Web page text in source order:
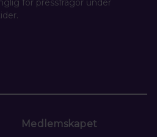
för pressfrågor under
Medlemskapet